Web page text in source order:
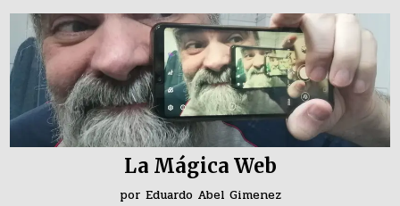
Skip
content
La Mágica Web
por Eduardo Abel Gimenez